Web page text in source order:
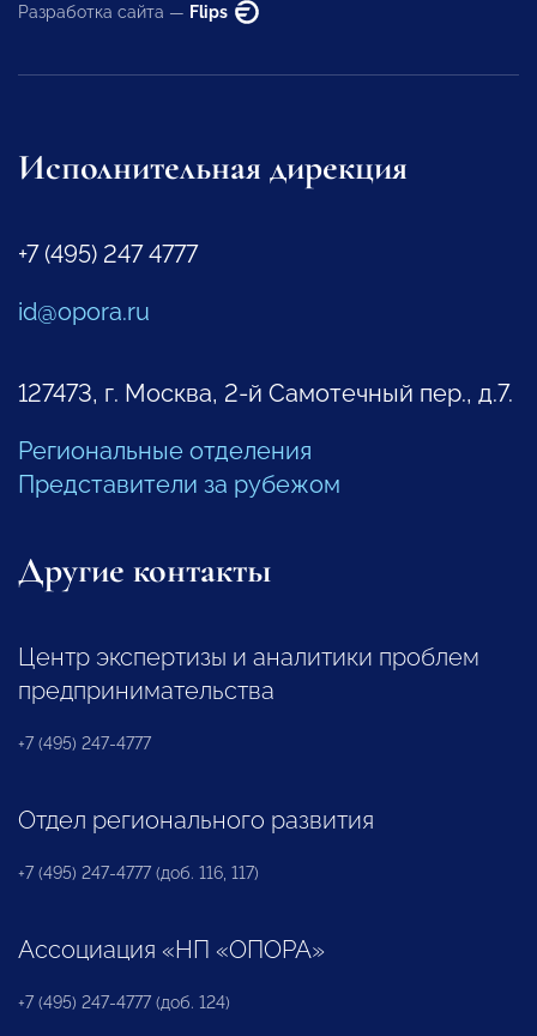
Разработка сайта — Flips
Исполнительная дирекция
+7 (495) 247 4777
id@opora.ru
127473, г. Москва, 2-й Самотечный пер., д.7.
Региональные отделения
Представители за рубежом
Другие контакты
Центр экспертизы и аналитики проблем
предпринимательства
+7 (495) 247-4777
Отдел регионального развития
+7 (495) 247-4777 (доб. 116, 117)
Ассоциация «НП «ОПОРА»
+7 (495) 247-4777 (доб. 124)